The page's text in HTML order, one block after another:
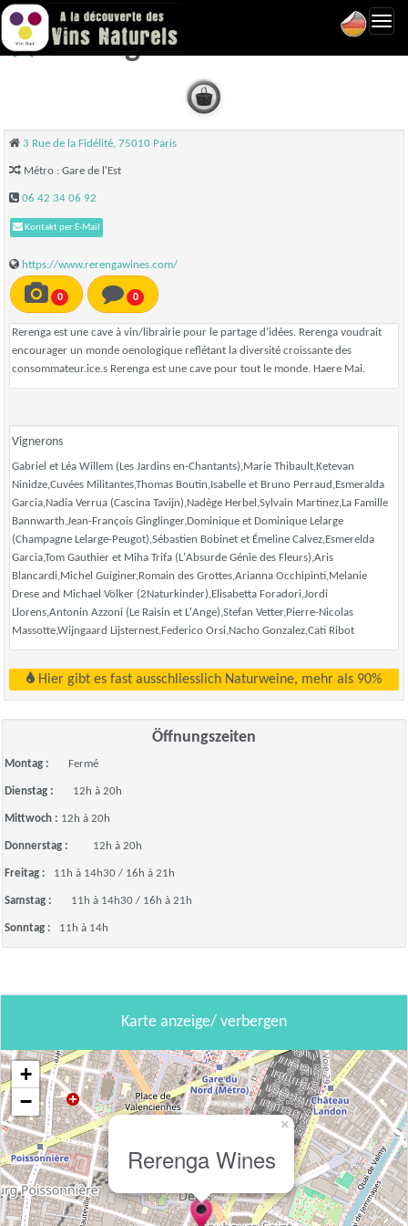
Rerenga Wines - Paris 10
3 Rue de la Fidélité, 75010 Paris
Métro : Gare de l'Est
06 42 34 06 92
Kontakt per E-Mail
https://www.rerengawines.com/
0 0
Rerenga est une cave à vin/librairie pour le partage d’idées. Rerenga voudrait
encourager un monde oenologique reflétant la diversité croissante des
consommateur.ice.s Rerenga est une cave pour tout le monde. Haere Mai.
Vignerons
Gabriel et Léa Willem (Les Jardins en-Chantants),Marie Thibault,Ketevan
Ninidze,Cuvées Militantes,Thomas Boutin,Isabelle et Bruno Perraud,Esmeralda
Garcia,Nadia Verrua (Cascina Tavijn),Nadège Herbel,Sylvain Martinez,La Famille
Bannwarth,Jean-François Ginglinger,Dominique et Dominique Lelarge
(Champagne Lelarge-Peugot),Sébastien Bobinet et Émeline Calvez,Esmerelda
Garcia,Tom Gauthier et Miha Trifa (L'Absurde Génie des Fleurs),Aris
Blancardi,Michel Guiginer,Romain des Grottes,Arianna Occhipinti,Melanie
Drese and Michael Völker (2Naturkinder),Elisabetta Foradori,Jordi
Llorens,Antonin Azzoni (Le Raisin et L'Ange),Stefan Vetter,Pierre-Nicolas
Massotte,Wijngaard Lijsternest,Federico Orsi,Nacho Gonzalez,Cati Ribot
Hier gibt es fast ausschliesslich Naturweine, mehr als 90%
Öffnungszeiten
Montag : Fermé
Dienstag : 12h à 20h
Mittwoch : 12h à 20h
Donnerstag : 12h à 20h
Freitag : 11h à 14h30 / 16h à 21h
Samstag : 11h à 14h30 / 16h à 21h
Sonntag : 11h à 14h
Karte anzeige/ verbergen
Rerenga Wines
×
+
−